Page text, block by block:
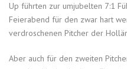
Up führten zur umjubelten 7:1
Feierabend für den zwar hart
verdroschenen Pitcher der
Aber auch für den zweiten